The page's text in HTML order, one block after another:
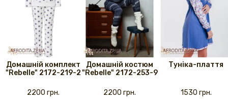
Домашній комплект
"Rebelle" 2172-219-2
2200 грн.
Домашній костюм
"Rebelle" 2172-253-9
2200 грн.
Туніка-плаття
1530 грн.